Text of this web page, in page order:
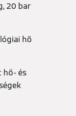
20 bar
hő
hő- és